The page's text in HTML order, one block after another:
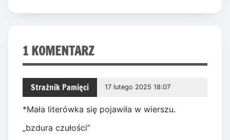
1 KOMENTARZ
Strażnik Pamięci 17 lutego 2025 18:07
*Mała literówka się pojawiła w wierszu.
„bzdura czułości”